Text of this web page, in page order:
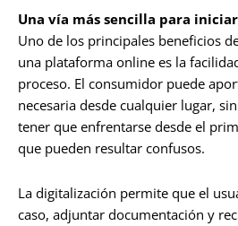
Una vía más sencilla para
Uno de los principales beneficios
una plataforma online es la
proceso. El consumidor puede
necesaria desde cualquier lugar,
tener que enfrentarse desde el
que pueden resultar confusos.
La digitalización permite que el
caso, adjuntar documentación y